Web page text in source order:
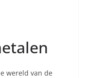
wereld van de